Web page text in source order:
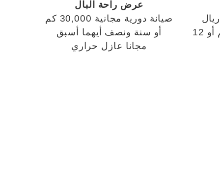
صيانة مجانية 10,000 كم أو 12
عرض راحة البال
صيانة دورية مجانية 30,000 كم
أو سنة ونصف أيهما أسبق
مجانا عازل حراري